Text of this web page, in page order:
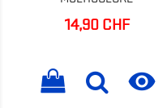
Prix
14,90 CHF
